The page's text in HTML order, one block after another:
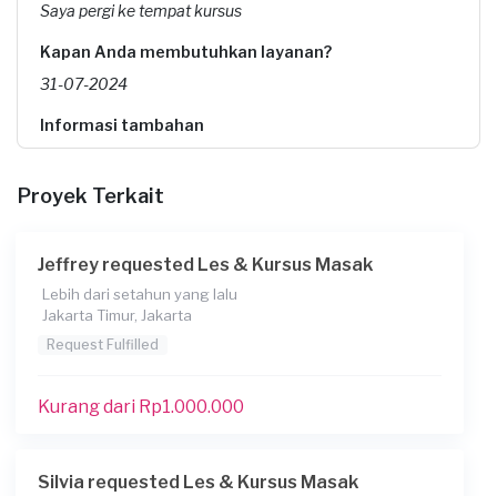
Saya pergi ke tempat kursus
Kapan Anda membutuhkan layanan?
31-07-2024
Informasi tambahan
Rp1.000.001 - Rp2.500.000
Proyek Terkait
Jeffrey requested Les & Kursus Masak
Lebih dari setahun yang lalu
Jakarta Timur, Jakarta
Request Fulfilled
Kurang dari Rp1.000.000
Silvia requested Les & Kursus Masak